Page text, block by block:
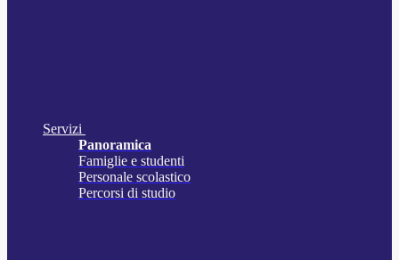
Servizi
Panoramica
Famiglie e studenti
Personale scolastico
Percorsi di studio